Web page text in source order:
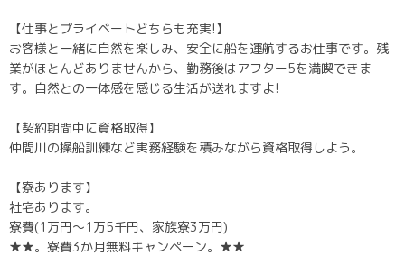
【仕事とプライベートどちらも充実!】
お客様と一緒に自然を楽しみ、安全に船を運航するお仕事です。残
業がほとんどありませんから、勤務後はアフター5を満喫できま
す。自然との一体感を感じる生活が送れますよ!
【契約期間中に資格取得】
仲間川の操船訓練など実務経験を積みながら資格取得しよう。
【寮あります】
社宅あります。
寮費(1万円～1万5千円、家族寮3万円)
★★。寮費3か月無料キャンペーン。★★